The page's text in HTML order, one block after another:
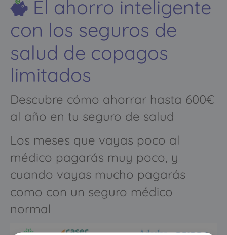
El ahorro inteligente
con los seguros de
salud de copagos
limitados
Descubre cómo ahorrar hasta 600€
al año en tu seguro de salud
Los meses que vayas poco al
médico pagarás muy poco, y
cuando vayas mucho pagarás
como con un seguro médico
normal